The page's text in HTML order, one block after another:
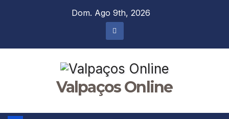
Dom. Ago 9th, 2026
Valpaços Online